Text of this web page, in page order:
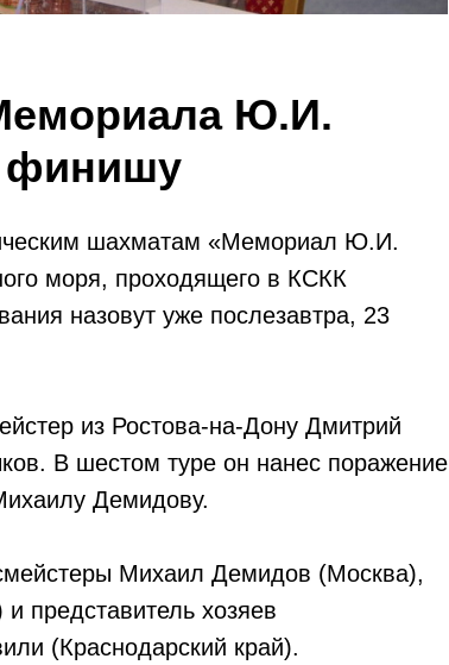
Ю.И.
финишу
шахматам «Мемориал Ю.И.
моря, проходящего в КСКК
назовут уже послезавтра, 23
из Ростова-на-Дону Дмитрий
В шестом туре он нанес поражение
Демидову.
Михаил Демидов (Москва),
представитель хозяев
(Краснодарский край).